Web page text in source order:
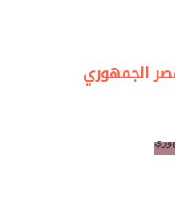
الجمهوري